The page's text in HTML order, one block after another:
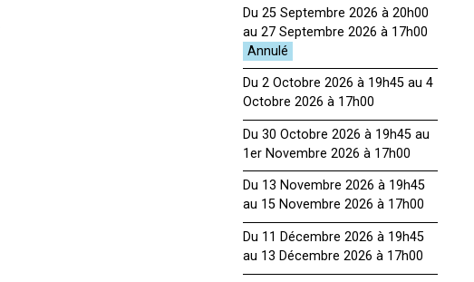
Du 25 Septembre 2026 à 20h00
au 27 Septembre 2026 à 17h00
Du 2 Octobre 2026 à 19h45 au 4
Octobre 2026 à 17h00
Du 30 Octobre 2026 à 19h45 au
1er Novembre 2026 à 17h00
Du 13 Novembre 2026 à 19h45
au 15 Novembre 2026 à 17h00
Du 11 Décembre 2026 à 19h45
au 13 Décembre 2026 à 17h00